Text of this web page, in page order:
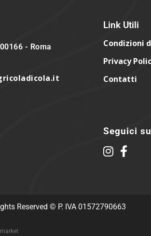
- Roma
Link Utili
Condizioni
Privacy
Contatti
Seguici
Reserved © P. IVA 01572790663